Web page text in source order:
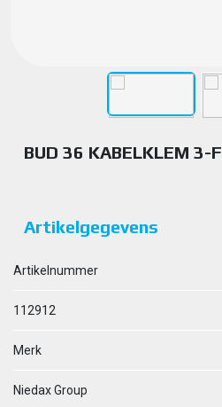
BUD 36 KABELKLEM 3-F
Artikelgegevens
Artikelnummer
112912
Merk
Niedax Group